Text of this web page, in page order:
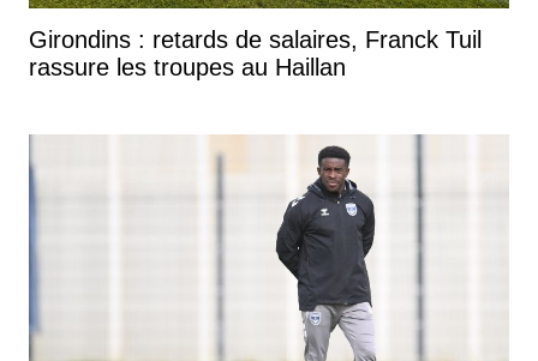
Girondins : retards de salaires, Franck Tuil
rassure les troupes au Haillan